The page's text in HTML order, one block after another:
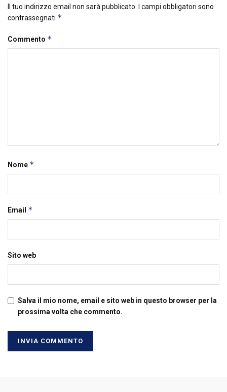
Il tuo indirizzo email non sarà pubblicato.
I campi obbligatori sono
contrassegnati *
Commento *
Nome *
Email *
Sito web
Salva il mio nome, email e sito web in questo browser per la
prossima volta che commento.